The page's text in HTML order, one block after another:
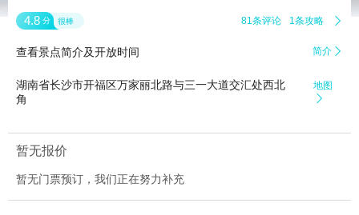
4.8 分 很棒 81条评论 1条攻略 
查看景点简介及开放时间 简介 
湖南省长沙市开福区万家丽北路与三一大道交汇处西北
角
地图

暂无报价
暂无门票预订，我们正在努力补充